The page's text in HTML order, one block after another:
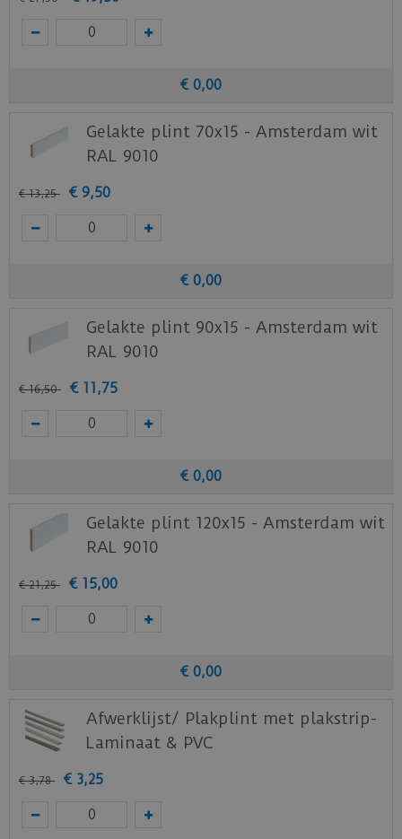
€ 0,00
Gelakte plint 70x15 - Amsterdam wit
RAL 9010
€ 13,25 € 9,50
€ 0,00
Gelakte plint 90x15 - Amsterdam wit
RAL 9010
€ 16,50 € 11,75
€ 0,00
Gelakte plint 120x15 - Amsterdam wit
RAL 9010
€ 21,25 € 15,00
€ 0,00
Afwerklijst/ Plakplint met plakstrip-
Laminaat & PVC
€ 3,78 € 3,25